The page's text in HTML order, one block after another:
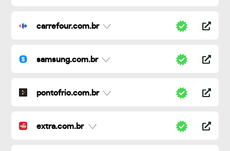
carrefour.com.br
samsung.com.br
pontofrio.com.br
extra.com.br